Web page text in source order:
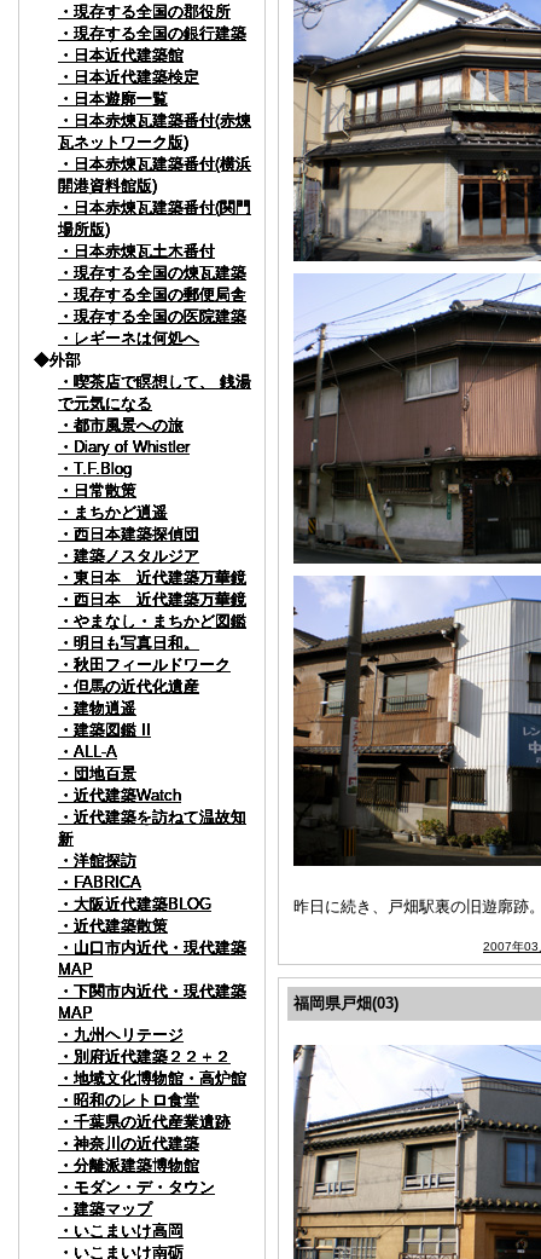
・現存する全国の郡役所
・現存する全国の銀行建築
・日本近代建築館
・日本近代建築検定
・日本遊廓一覧
・日本赤煉瓦建築番付(赤煉
瓦ネットワーク版)
・日本赤煉瓦建築番付(横浜
開港資料館版)
・日本赤煉瓦建築番付(関門
場所版)
・日本赤煉瓦土木番付
・現存する全国の煉瓦建築
・現存する全国の郵便局舎
・現存する全国の医院建築
・レギーネは何処へ
◆外部
・喫茶店で瞑想して、 銭湯
で元気になる
・都市風景への旅
・Diary of Whistler
・T.F.Blog
・日常散策
・まちかど逍遥
・西日本建築探偵団
・建築ノスタルジア
・東日本 近代建築万華鏡
・西日本 近代建築万華鏡
・やまなし・まちかど図鑑
・明日も写真日和。
・秋田フィールドワーク
・但馬の近代化遺産
・建物逍遥
・建築図鑑 II
・ALL-A
・団地百景
・近代建築Watch
・近代建築を訪ねて温故知
新
・洋館探訪
・FABRICA
・大阪近代建築BLOG
・近代建築散策
・山口市内近代・現代建築
MAP
・下関市内近代・現代建築
MAP
・九州ヘリテージ
・別府近代建築２２＋２
・地域文化博物館・高炉館
・昭和のレトロ食堂
・千葉県の近代産業遺跡
・神奈川の近代建築
・分離派建築博物館
・モダン・デ・タウン
・建築マップ
・いこまいけ高岡
・いこまいけ南砺
・現存する全国の郡役所
・現存する全国の銀行建築
・日本近代建築館
・日本近代建築検定
・日本遊廓一覧
・日本赤煉瓦建築番付(赤煉
瓦ネットワーク版)
・日本赤煉瓦建築番付(横浜
開港資料館版)
・日本赤煉瓦建築番付(関門
場所版)
・日本赤煉瓦土木番付
・現存する全国の煉瓦建築
・現存する全国の郵便局舎
・現存する全国の医院建築
・レギーネは何処へ
◆外部
・喫茶店で瞑想して、 銭湯
で元気になる
・都市風景への旅
・Diary of Whistler
・T.F.Blog
・日常散策
・まちかど逍遥
・西日本建築探偵団
・建築ノスタルジア
・東日本 近代建築万華鏡
・西日本 近代建築万華鏡
・やまなし・まちかど図鑑
・明日も写真日和。
・秋田フィールドワーク
・但馬の近代化遺産
・建物逍遥
・建築図鑑 II
・ALL-A
・団地百景
・近代建築Watch
・近代建築を訪ねて温故知
新
・洋館探訪
・FABRICA
・大阪近代建築BLOG
・近代建築散策
・山口市内近代・現代建築
MAP
・下関市内近代・現代建築
MAP
・九州ヘリテージ
・別府近代建築２２＋２
・地域文化博物館・高炉館
・昭和のレトロ食堂
・千葉県の近代産業遺跡
・神奈川の近代建築
・分離派建築博物館
・モダン・デ・タウン
・建築マップ
・いこまいけ高岡
・いこまいけ南砺
・現存する全国の郡役所
・現存する全国の銀行建築
・日本近代建築館
・日本近代建築検定
・日本遊廓一覧
・日本赤煉瓦建築番付(赤煉
瓦ネットワーク版)
・日本赤煉瓦建築番付(横浜
開港資料館版)
・日本赤煉瓦建築番付(関門
場所版)
・日本赤煉瓦土木番付
・現存する全国の煉瓦建築
・現存する全国の郵便局舎
・現存する全国の医院建築
・レギーネは何処へ
◆外部
・喫茶店で瞑想して、 銭湯
で元気になる
・都市風景への旅
・Diary of Whistler
・T.F.Blog
・日常散策
・まちかど逍遥
・西日本建築探偵団
・建築ノスタルジア
・東日本 近代建築万華鏡
・西日本 近代建築万華鏡
・やまなし・まちかど図鑑
・明日も写真日和。
・秋田フィールドワーク
・但馬の近代化遺産
・建物逍遥
・建築図鑑 II
・ALL-A
・団地百景
・近代建築Watch
・近代建築を訪ねて温故知
新
・洋館探訪
・FABRICA
・大阪近代建築BLOG
・近代建築散策
・山口市内近代・現代建築
MAP
・下関市内近代・現代建築
MAP
・九州ヘリテージ
・別府近代建築２２＋２
・地域文化博物館・高炉館
・昭和のレトロ食堂
・千葉県の近代産業遺跡
・神奈川の近代建築
・分離派建築博物館
・モダン・デ・タウン
・建築マップ
・いこまいけ高岡
・いこまいけ南砺
昨日に続き、戸畑駅裏の旧遊廓跡
2007年03
・現存する全国の郡役所
・現存する全国の銀行建築
・日本近代建築館
・日本近代建築検定
・日本遊廓一覧
・日本赤煉瓦建築番付(赤煉
瓦ネットワーク版)
・日本赤煉瓦建築番付(横浜
開港資料館版)
・日本赤煉瓦建築番付(関門
場所版)
・日本赤煉瓦土木番付
・現存する全国の煉瓦建築
・現存する全国の郵便局舎
・現存する全国の医院建築
・レギーネは何処へ
◆外部
・喫茶店で瞑想して、 銭湯
で元気になる
・都市風景への旅
・Diary of Whistler
・T.F.Blog
・日常散策
・まちかど逍遥
・西日本建築探偵団
・建築ノスタルジア
・東日本 近代建築万華鏡
・西日本 近代建築万華鏡
・やまなし・まちかど図鑑
・明日も写真日和。
・秋田フィールドワーク
・但馬の近代化遺産
・建物逍遥
・建築図鑑 II
・ALL-A
・団地百景
・近代建築Watch
・近代建築を訪ねて温故知
新
・洋館探訪
・FABRICA
・大阪近代建築BLOG
・近代建築散策
・山口市内近代・現代建築
MAP
・下関市内近代・現代建築
MAP
・九州ヘリテージ
・別府近代建築２２＋２
・地域文化博物館・高炉館
・昭和のレトロ食堂
・千葉県の近代産業遺跡
・神奈川の近代建築
・分離派建築博物館
・モダン・デ・タウン
・建築マップ
・いこまいけ高岡
・いこまいけ南砺
福岡県戸畑(03)
・現存する全国の郡役所
・現存する全国の銀行建築
・日本近代建築館
・日本近代建築検定
・日本遊廓一覧
・日本赤煉瓦建築番付(赤煉
瓦ネットワーク版)
・日本赤煉瓦建築番付(横浜
開港資料館版)
・日本赤煉瓦建築番付(関門
場所版)
・日本赤煉瓦土木番付
・現存する全国の煉瓦建築
・現存する全国の郵便局舎
・現存する全国の医院建築
・レギーネは何処へ
◆外部
・喫茶店で瞑想して、 銭湯
で元気になる
・都市風景への旅
・Diary of Whistler
・T.F.Blog
・日常散策
・まちかど逍遥
・西日本建築探偵団
・建築ノスタルジア
・東日本 近代建築万華鏡
・西日本 近代建築万華鏡
・やまなし・まちかど図鑑
・明日も写真日和。
・秋田フィールドワーク
・但馬の近代化遺産
・建物逍遥
・建築図鑑 II
・ALL-A
・団地百景
・近代建築Watch
・近代建築を訪ねて温故知
新
・洋館探訪
・FABRICA
・大阪近代建築BLOG
・近代建築散策
・山口市内近代・現代建築
MAP
・下関市内近代・現代建築
MAP
・九州ヘリテージ
・別府近代建築２２＋２
・地域文化博物館・高炉館
・昭和のレトロ食堂
・千葉県の近代産業遺跡
・神奈川の近代建築
・分離派建築博物館
・モダン・デ・タウン
・建築マップ
・いこまいけ高岡
・いこまいけ南砺
・現存する全国の郡役所
・現存する全国の銀行建築
・日本近代建築館
・日本近代建築検定
・日本遊廓一覧
・日本赤煉瓦建築番付(赤煉
瓦ネットワーク版)
・日本赤煉瓦建築番付(横浜
開港資料館版)
・日本赤煉瓦建築番付(関門
場所版)
・日本赤煉瓦土木番付
・現存する全国の煉瓦建築
・現存する全国の郵便局舎
・現存する全国の医院建築
・レギーネは何処へ
◆外部
・喫茶店で瞑想して、 銭湯
で元気になる
・都市風景への旅
・Diary of Whistler
・T.F.Blog
・日常散策
・まちかど逍遥
・西日本建築探偵団
・建築ノスタルジア
・東日本 近代建築万華鏡
・西日本 近代建築万華鏡
・やまなし・まちかど図鑑
・明日も写真日和。
・秋田フィールドワーク
・但馬の近代化遺産
・建物逍遥
・建築図鑑 II
・ALL-A
・団地百景
・近代建築Watch
・近代建築を訪ねて温故知
新
・洋館探訪
・FABRICA
・大阪近代建築BLOG
・近代建築散策
・山口市内近代・現代建築
MAP
・下関市内近代・現代建築
MAP
・九州ヘリテージ
・別府近代建築２２＋２
・地域文化博物館・高炉館
・昭和のレトロ食堂
・千葉県の近代産業遺跡
・神奈川の近代建築
・分離派建築博物館
・モダン・デ・タウン
・建築マップ
・いこまいけ高岡
・いこまいけ南砺